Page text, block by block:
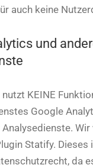
auch keine
und
KEINE
Google
Wir
Statify.
da